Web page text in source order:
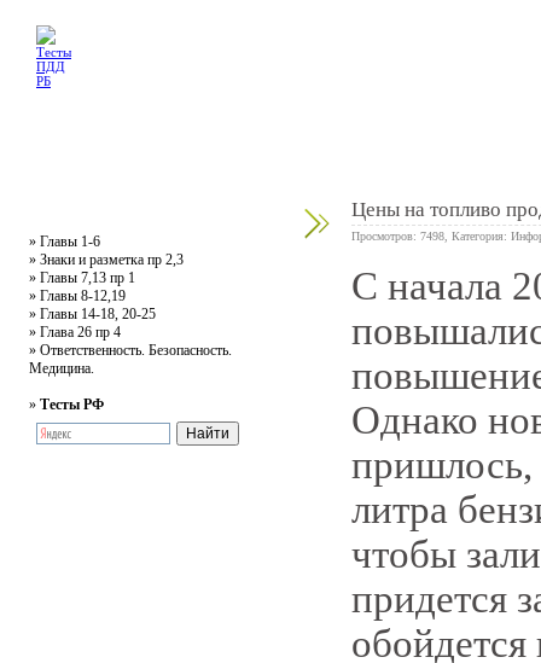
» Главы 1-6
» Знаки и разметка пр 2,3
» Главы 7,13 пр 1
» Главы 8-12,19
» Главы 14-18, 20-25
» Глава 26 пр 4
» Ответственность. Безопасность.
Медицина.
» Тесты РФ
Цены на топливо
Просмотров: 7498, Категория:
С начала
Однако
пришлось,
литра
чтобы
придется